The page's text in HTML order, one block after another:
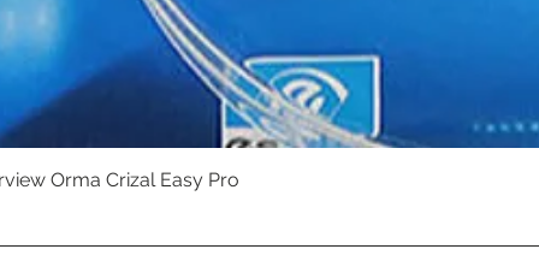
Orma Crizal Easy Pro